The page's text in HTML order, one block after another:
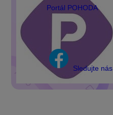
Portál POHODA
Sledujte nás